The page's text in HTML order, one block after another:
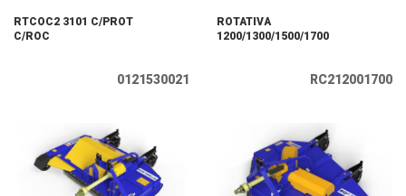
RTCOC2 3101 C/PROT
C/ROC
0121530021
ROTATIVA
1200/1300/1500/1700
RC212001700